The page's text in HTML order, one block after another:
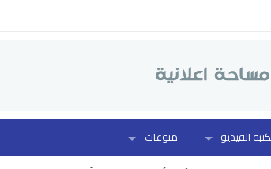
الفيديو منوعات